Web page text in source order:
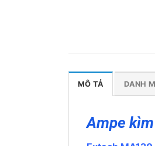
MÔ TẢ DANH
Ampe